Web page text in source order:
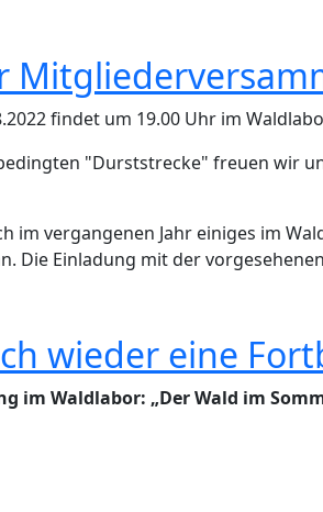
findet um 19.00 Uhr im
"Durststrecke" freuen wir
im vergangenen Jahr einiges im
Die Einladung mit der
wieder eine
im Waldlabor: „Der Wald im